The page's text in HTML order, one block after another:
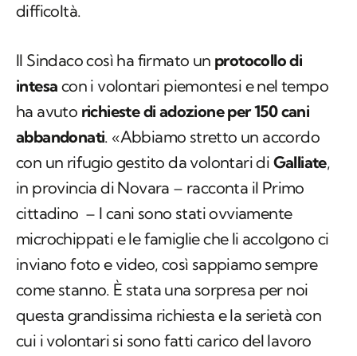
difficoltà.
Il Sindaco così ha firmato un protocollo di
intesa con i volontari piemontesi e nel tempo
ha avuto richieste di adozione per 150 cani
abbandonati. «Abbiamo stretto un accordo
con un rifugio gestito da volontari di Galliate,
in provincia di Novara – racconta il Primo
cittadino – I cani sono stati ovviamente
microchippati e le famiglie che li accolgono ci
inviano foto e video, così sappiamo sempre
come stanno. È stata una sorpresa per noi
questa grandissima richiesta e la serietà con
cui i volontari si sono fatti carico del lavoro